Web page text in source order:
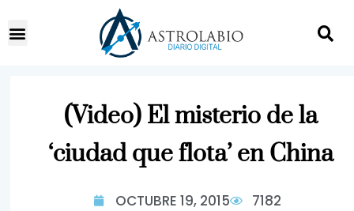
(Video) El misterio de la
‘ciudad que flota’ en China
OCTUBRE 19, 2015 7182